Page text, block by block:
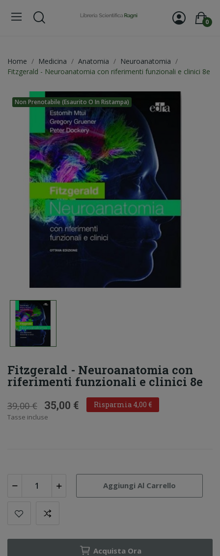
0
Home Medicina Anatomia
Neuroanatomia
Fitzgerald - Neuroanatomia con riferimenti funzionali e clinici 8e
Non Prenotabile (esaurito O In Ristampa)
Fitzgerald - Neuroanatomia con
riferimenti funzionali e clinici 8e
39,00 € 35,00 € Risparmia 4,00 €
Tasse incluse
Aggiungi Al Carrello
Acquista Ora